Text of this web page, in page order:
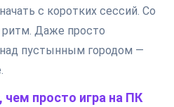
с коротких сессий. Со
Даже просто
пустынным городом —
просто игра на ПК